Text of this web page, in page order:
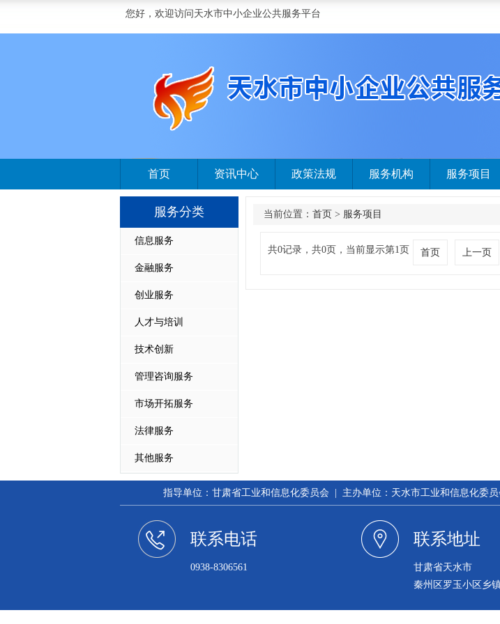
您好，欢迎访问天水市中小企业公共服务平台
首页 资讯中心 政策法规 服务机构 服务项目
服务分类
信息服务
金融服务
创业服务
人才与培训
技术创新
管理咨询服务
市场开拓服务
法律服务
其他服务
当前位置： 首页 > 服务项目
共0记录，共0页，当前显示第1页 首页 上一页
指导单位：甘肃省工业和信息化委员会 | 主办单位：天水市工业和信息化委
联系电话
0938-8306561
联系地址
甘肃省天水市
秦州区罗玉小区乡